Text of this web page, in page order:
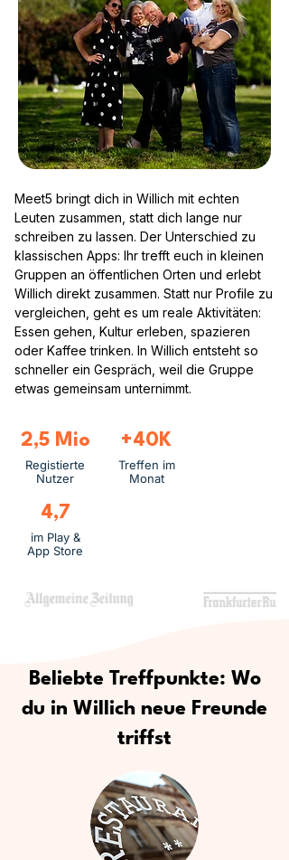
Meet5 bringt dich in Willich mit echten
Leuten zusammen, statt dich lange nur
schreiben zu lassen. Der Unterschied zu
klassischen Apps: Ihr trefft euch in kleinen
Gruppen an öffentlichen Orten und erlebt
Willich direkt zusammen. Statt nur Profile zu
vergleichen, geht es um reale Aktivitäten:
Essen gehen, Kultur erleben, spazieren
oder Kaffee trinken. In Willich entsteht so
schneller ein Gespräch, weil die Gruppe
etwas gemeinsam unternimmt.
2,5 Mio
Registierte
Nutzer
+40K
Treffen im
Monat
4,7
im Play &
App Store
Beliebte Treffpunkte: Wo
du in Willich neue Freunde
triffst